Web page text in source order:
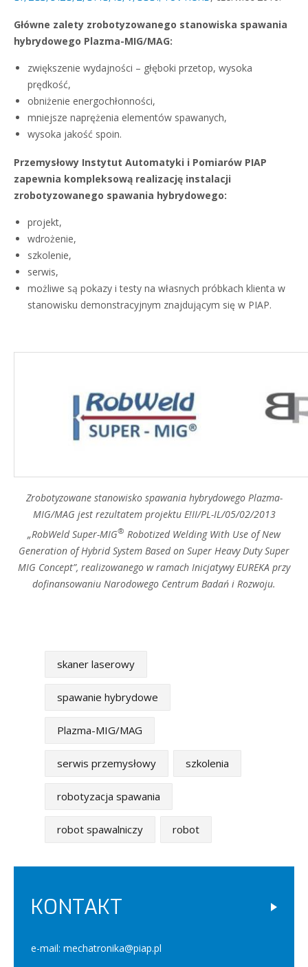
Główne zalety zrobotyzowanego stanowiska spawania
hybrydowego Plazma-MIG/MAG:
zwiększenie wydajności – głęboki przetop, wysoka
prędkość,
obniżenie energochłonności,
mniejsze naprężenia elementów spawanych,
wysoka jakość spoin.
Przemysłowy Instytut Automatyki i Pomiarów PIAP
zapewnia kompleksową realizację instalacji
zrobotyzowanego spawania hybrydowego:
projekt,
wdrożenie,
szkolenie,
serwis,
możliwe są pokazy i testy na własnych próbkach klienta w
stanowisku demonstracyjnym znajdującym się w PIAP.
Zrobotyzowane stanowisko spawania hybrydowego Plazma-
MIG/MAG jest rezultatem projektu E!II/PL-IL/05/02/2013
„RobWeld Super-MIG® Robotized Welding With Use of New
Generation of Hybrid System Based on Super Heavy Duty Super
MIG Concept”, realizowanego w ramach Inicjatywy EUREKA przy
dofinansowaniu Narodowego Centrum Badań i Rozwoju.
skaner laserowy
spawanie hybrydowe
Plazma-MIG/MAG
serwis przemysłowy szkolenia
robotyzacja spawania
robot spawalniczy robot
KONTAKT
e-mail: mechatronika@piap.pl